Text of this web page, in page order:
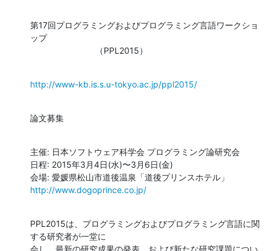
第17回プログラミングおよびプログラミング言語ワークショ
ップ
                           （PPL2015）
http://www-kb.is.s.u-tokyo.ac.jp/ppl2015/
論文募集
主催: 日本ソフトウェア科学会 プログラミング論研究会
日程: 2015年3月4日(水)〜3月6日(金)
http://www.dogoprince.co.jp/
PPL2015は、プログラミングおよびプログラミング言語に関
する研究者が一堂に
会し、最新の研究成果の発表、および新たな研究課題につい